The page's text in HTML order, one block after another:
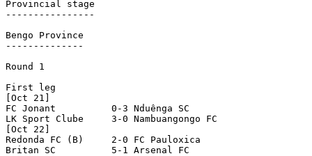
Provincial stage
----------------
Bengo Province
--------------
Round 1
First leg
[Oct 21]
FC Jonant	   0-3 Nduênga SC
LK Sport Clube	   3-0 Nambuangongo FC
[Oct 22]
Redonda FC (B)     2-0 FC Pauloxica
Britan SC	   5-1 Arsenal FC